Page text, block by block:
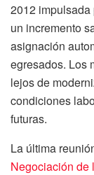
2012
un incremento
asignación
egresados. Los
lejos de
condiciones
futuras.
La última
Negociación de